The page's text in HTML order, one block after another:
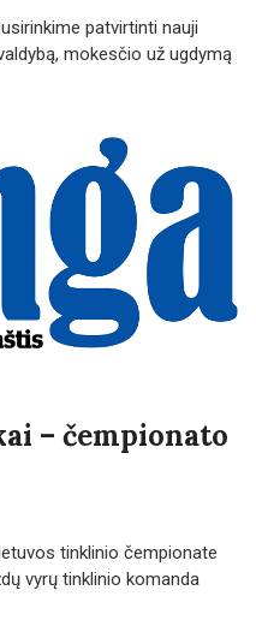
patvirtinti nauji
mokesčio už ugdymą
– čempionato
tinklinio čempionate
vyrų tinklinio komanda